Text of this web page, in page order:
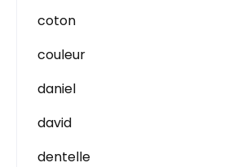
coton
couleur
daniel
david
dentelle